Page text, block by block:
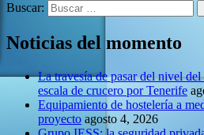
Buscar:
Noticias del momento
La travesía de pasar del nivel
escala de crucero por Tenerife
Equipamiento de hostelería a
proyecto agosto 4, 2026